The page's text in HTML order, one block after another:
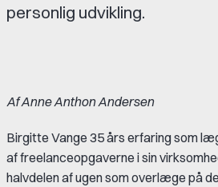
personlig udvikling.
Af Anne Anthon Andersen
Birgitte Vange 35 års erfaring som
af freelanceopgaverne i sin
halvdelen af ugen som overlæge på